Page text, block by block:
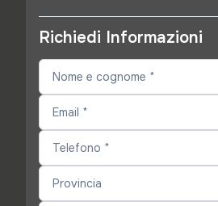
Richiedi Informazioni